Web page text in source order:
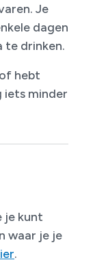
Je
dagen
te drinken.
hebt
iets minder
je kunt
waar je je
.